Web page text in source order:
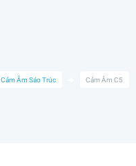
Cảm Âm Sáo Trúc Cảm Âm C5